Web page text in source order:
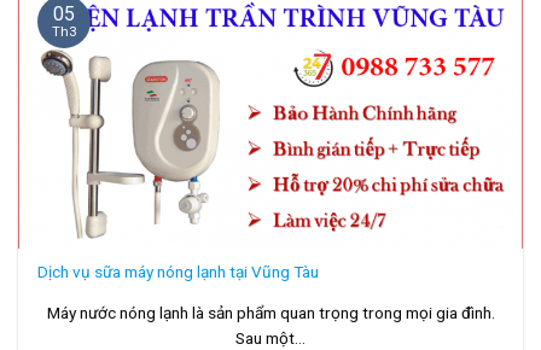
Dịch vụ sữa máy nóng lạnh tại Vũng Tàu
Máy nước nóng lạnh là sản phẩm quan trọng trong mọi gia đình.
Sau một...
05
Th3